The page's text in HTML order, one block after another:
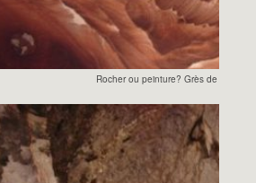
Rocher ou peinture? Grès de Pétra!